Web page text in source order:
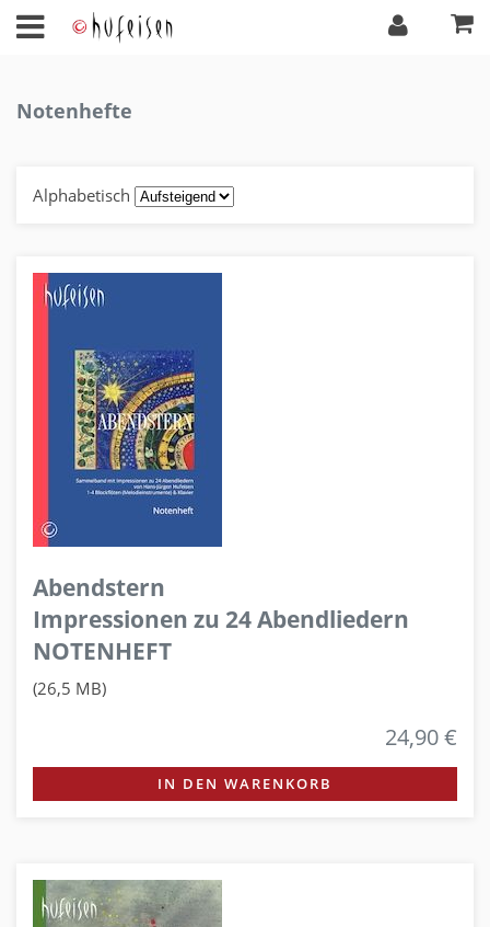
Notenhefte
Alphabetisch
Abendstern
Impressionen zu 24 Abendliedern
NOTENHEFT
(26,5 MB)
24,90 €
IN DEN WARENKORB